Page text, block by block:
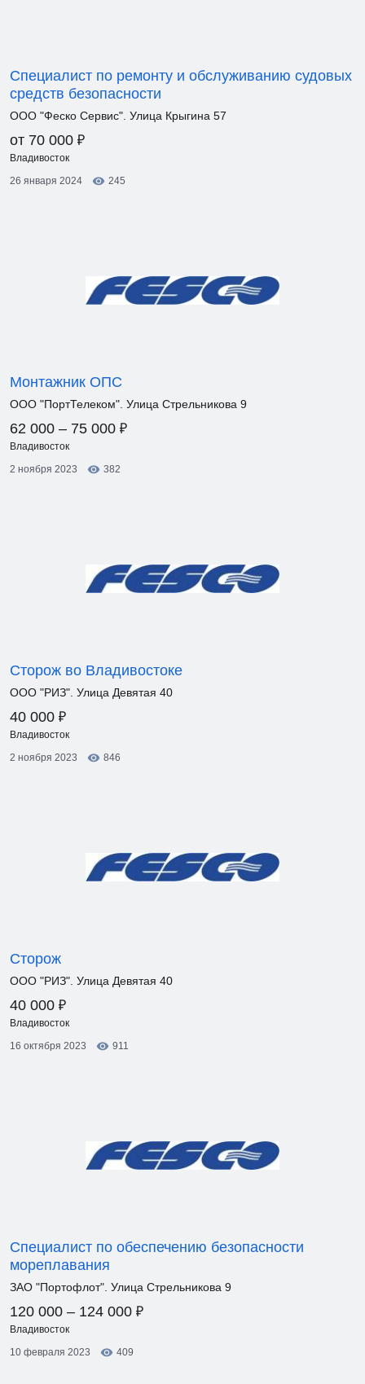
Специалист по ремонту и обслуживанию судовых
средств безопасности
ООО "Феско Сервис". Улица Крыгина 57
от 70 000 ₽
Владивосток
26 января 2024
245
Монтажник ОПС
ООО "ПортТелеком". Улица Стрельникова 9
62 000 – 75 000 ₽
Владивосток
2 ноября 2023
382
Сторож во Владивостоке
ООО "РИЗ". Улица Девятая 40
40 000 ₽
Владивосток
2 ноября 2023
846
Сторож
ООО "РИЗ". Улица Девятая 40
40 000 ₽
Владивосток
16 октября 2023
911
Специалист по обеспечению безопасности
мореплавания
ЗАО "Портофлот". Улица Стрельникова 9
120 000 – 124 000 ₽
Владивосток
10 февраля 2023
409